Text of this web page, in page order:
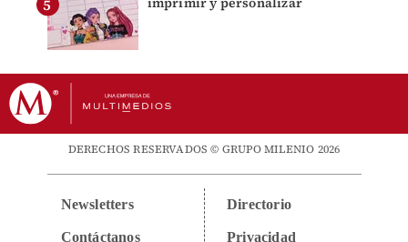
DERECHOS RESERVADOS © GRUPO MILENIO 2026
Newsletters
Contáctanos
Directorio
Privacidad